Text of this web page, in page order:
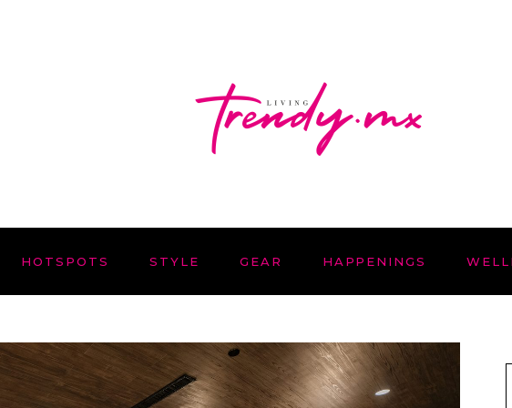
HOTSPOTS STYLE GEAR HAPPENINGS